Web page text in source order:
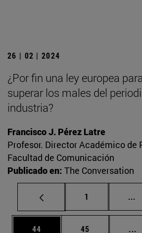
26 | 02 | 2024
¿Por fin una ley europea
superar los males del
industria?
Francisco J. Pérez Latre
Profesor. Director Académico de
Facultad de Comunicación
Publicado en: The Conversation
Página
1 ...
Página
44 Página
45 ...